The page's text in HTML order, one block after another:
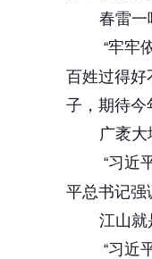
春雷一
“牢牢
百姓过得好
子，期待今
广袤
“习近
平总书记强
江山就
“习近